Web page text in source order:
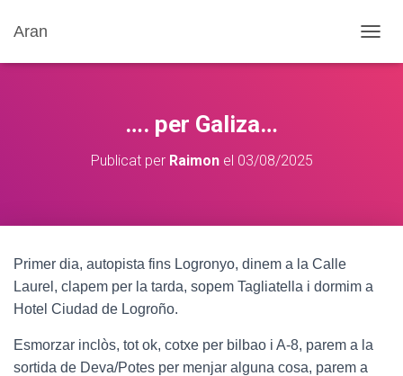
Aran
A
C
…. per Galiza…
Publicat per Raimonel 03/08/2025
Primer dia, autopista fins Logronyo, dinem a la Calle
Laurel, clapem per la tarda, sopem Tagliatella i dormim a
Hotel Ciudad de Logroño.
Esmorzar inclòs, tot ok, cotxe per bilbao i A-8, parem a la
sortida de Deva/Potes per menjar alguna cosa, parem a